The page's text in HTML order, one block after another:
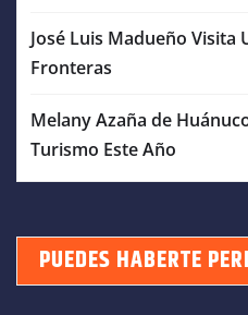
José Luis Madueño Visita
Fronteras
Melany Azaña de
Turismo Este Año
PUEDES HABERTE